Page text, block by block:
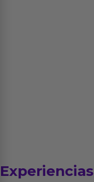
Experiencias